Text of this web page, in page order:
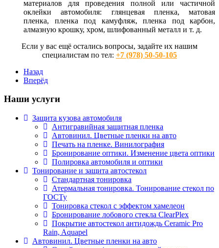
материалов для проведения полной или частичной
оклейки автомобиля: глянцевая пленка, матовая
пленка, пленка под камуфляж, пленка под карбон,
алмазную крошку, хром, шлифованный металл и т. д.
Если у вас ещё остались вопросы, задайте их нашим
специалистам по тел: +7 (978) 50-50-105
Назад
Вперёд
Наши услуги
Защита кузова автомобиля
Антигравийная защитная пленка
Автовинил. Цветные пленки на авто
Печать на пленке. Винилография
Бронирование оптики. Изменение цвета оптики
Полировка автомобиля и оптики
Тонирование и защита автостекол
Стандартная тонировка
Атермальная тонировка. Тонирование стекол по
ГОСТу
Тонировка стекол с эффектом хамелеон
Бронирование лобового стекла ClearPlex
Покрытие автостекол антидождь Ceramic Pro
Rain, Aquapel
Автовинил. Цветные пленки на авто